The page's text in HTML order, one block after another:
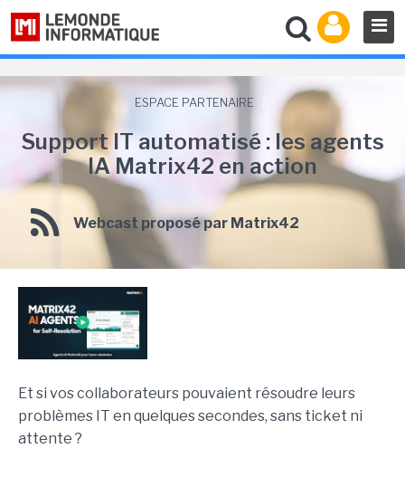
ESPACE PARTENAIRE
Support IT automatisé : les agents
IA Matrix42 en action
Webcast proposé par Matrix42
Et si vos collaborateurs pouvaient résoudre leurs
problèmes IT en quelques secondes, sans ticket ni
attente ?